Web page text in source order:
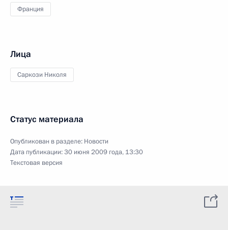
Франция
Лица
Саркози Николя
Статус материала
Опубликован в разделе: Новости
Дата публикации:30 июня 2009 года, 13:30
Текстовая версия